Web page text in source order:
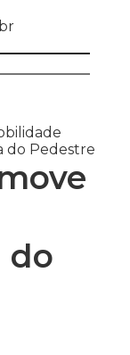
do Pedestre
do